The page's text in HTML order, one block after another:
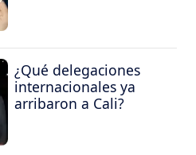
¿Qué delegaciones
internacionales ya
arribaron a Cali?